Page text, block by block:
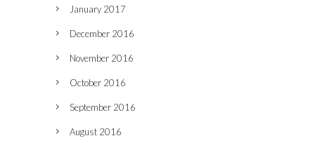
January 2017
December 2016
November 2016
October 2016
September 2016
August 2016